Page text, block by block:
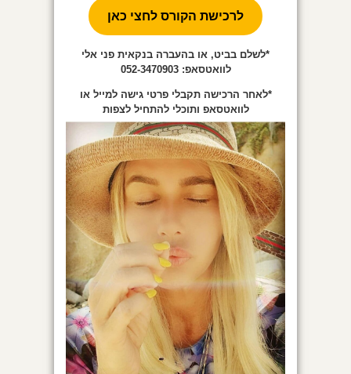
לרכישת הקורס לחצי כאן
*לשלם בביט, או בהעברה בנקאית פני אלי
לוואטסאפ: 052-3470903
*לאחר הרכישה תקבלי פרטי גישה למייל או
לוואטסאפ ותוכלי להתחיל לצפות